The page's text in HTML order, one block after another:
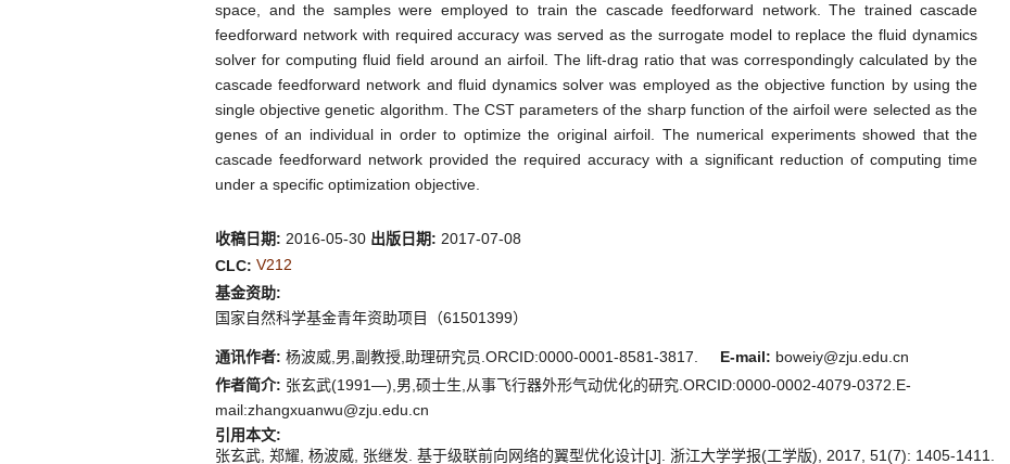
space, and the samples were employed to train the cascade feedforward network. The trained cascade
feedforward network with required accuracy was served as the surrogate model to replace the fluid dynamics
solver for computing fluid field around an airfoil. The lift-drag ratio that was correspondingly calculated by the
cascade feedforward network and fluid dynamics solver was employed as the objective function by using the
single objective genetic algorithm. The CST parameters of the sharp function of the airfoil were selected as the
genes of an individual in order to optimize the original airfoil. The numerical experiments showed that the
cascade feedforward network provided the required accuracy with a significant reduction of computing time
under a specific optimization objective.
收稿日期: 2016-05-30 出版日期: 2017-07-08
CLC: V212
基金资助:
国家自然科学基金青年资助项目（61501399）
通讯作者: 杨波威,男,副教授,助理研究员.ORCID:0000-0001-8581-3817. E-mail: boweiy@zju.edu.cn
作者简介: 张玄武(1991—),男,硕士生,从事飞行器外形气动优化的研究.ORCID:0000-0002-4079-0372.E-
mail:zhangxuanwu@zju.edu.cn
引用本文:
张玄武, 郑耀, 杨波威, 张继发. 基于级联前向网络的翼型优化设计[J]. 浙江大学学报(工学版), 2017, 51(7): 1405-1411.